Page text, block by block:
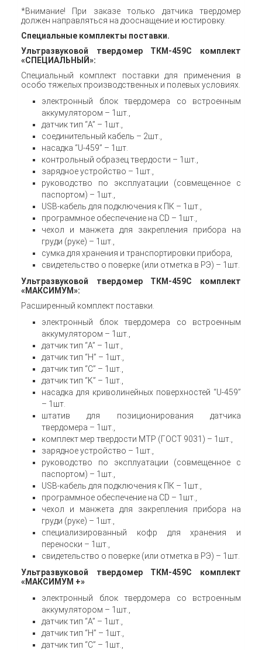
*Внимание! При заказе только датчика твердомер
должен направляться на дооснащение и юстировку.
Специальные комплекты поставки.
Ультразвуковой твердомер ТКМ-459С комплект
«СПЕЦИАЛЬНЫЙ»:
Специальный комплект поставки для применения в
особо тяжелых производственных и полевых условиях.
электронный блок твердомера со встроенным
аккумулятором – 1шт.,
датчик тип “A” – 1шт.,
соединительный кабель – 2шт.,
насадка “U-459” – 1шт.
контрольный образец твердости – 1шт.,
зарядное устройство – 1шт.,
руководство по эксплуатации (совмещенное с
паспортом) – 1шт.,
USB-кабель для подключения к ПК – 1шт.,
программное обеспечение на CD – 1шт.,
чехол и манжета для закрепления прибора на
груди (руке) – 1шт.,
сумка для хранения и транспортировки прибора,
свидетельство о поверке (или отметка в РЭ) – 1шт.
Ультразвуковой твердомер ТКМ-459С комплект
«МАКСИМУМ»:
Расширенный комплект поставки.
электронный блок твердомера со встроенным
аккумулятором – 1шт.,
датчик тип “A” – 1шт.,
датчик тип “H” – 1шт.,
датчик тип “C” – 1шт.,
датчик тип “K” – 1шт.,
насадка для криволинейных поверхностей “U-459”
– 1шт.
штатив для позиционирования датчика
твердомера – 1шт.,
комплект мер твердости МТР (ГОСТ 9031) – 1шт.,
зарядное устройство – 1шт.,
руководство по эксплуатации (совмещенное с
паспортом) – 1шт.,
USB-кабель для подключения к ПК – 1шт.,
программное обеспечение на CD – 1шт.,
чехол и манжета для закрепления прибора на
груди (руке) – 1шт.,
специализированный кофр для хранения и
переноски – 1шт.,
свидетельство о поверке (или отметка в РЭ) – 1шт.
Ультразвуковой твердомер ТКМ-459С комплект
«МАКСИМУМ +»
электронный блок твердомера со встроенным
аккумулятором – 1шт.,
датчик тип “A” – 1шт.,
датчик тип “H” – 1шт.,
датчик тип “C” – 1шт.,